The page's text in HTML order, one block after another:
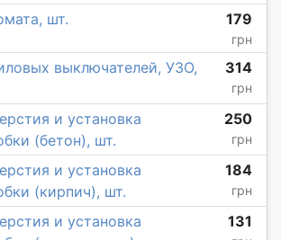
шт. 179
грн
выключателей, УЗО,
314
грн
и установка
(бетон), шт.
250
грн
и установка
(кирпич), шт.
184
грн
и установка
131